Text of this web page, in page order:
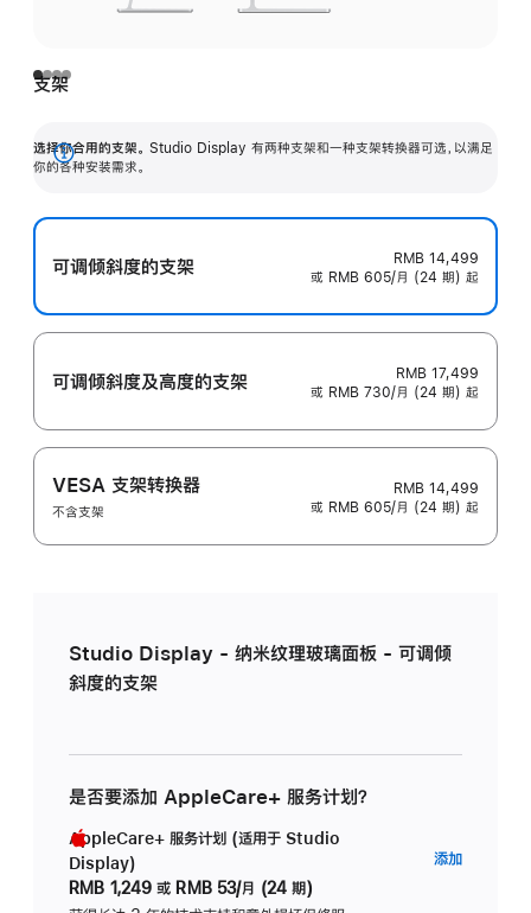
支架
选择你合用的支架。 Studio Display 有两种支架和一种支架转换器可选，以满足
你的各种安装需求。
展
可调倾斜度的支架
RMB 14,499
或 RMB 605/月 (24 期) 起
可调倾斜度及高‍度的支‍架
RMB 17,499
或 RMB 730/月 (24 期) 起
VESA 支架转换器
不含支架
RMB 14,499
或 RMB 605/月 (24 期) 起
Studio Display - 纳米纹理玻璃面板 - 可调倾
斜度的支架
是否要添加 AppleCare+ 服务计划？
AppleCare+ 服务计划 (适用于 Studio
Display)
RMB 1,249 或 RMB 53/月 (24 期)
添加